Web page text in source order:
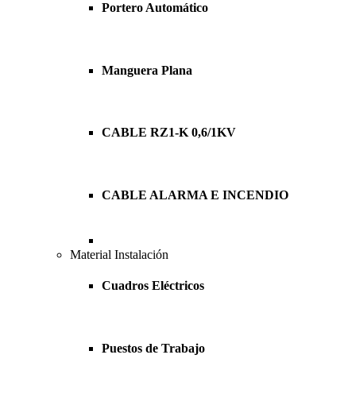
Portero Automático
Manguera Plana
CABLE RZ1-K 0,6/1KV
CABLE ALARMA E INCENDIO
Material Instalación
Cuadros Eléctricos
Puestos de Trabajo